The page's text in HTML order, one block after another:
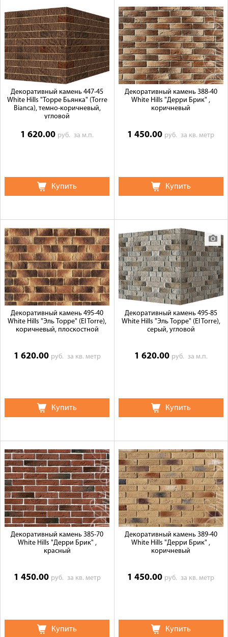
Декоративный камень 447-45
White Hills "Торре Бьянка" (Torre
Bianca), темно-коричневый,
угловой
1 620.00 руб.за м.п.
Купить
Декоративный камень 388-40
White Hills "Дерри Брик" ,
коричневый
1 450.00 руб.за кв. метр
Купить
Декоративный камень 495-40
White Hills "Эль Торре" (El Torre),
коричневый, плоскостной
1 620.00 руб. за кв. метр
Купить
Декоративный камень 495-85
White Hills "Эль Торре" (El Torre),
серый, угловой
1 620.00 руб. за м.п.
Купить
Декоративный камень 385-70
White Hills "Дерри Брик" ,
красный
1 450.00 руб. за кв. метр
Купить
Декоративный камень 389-40
White Hills "Дерри Брик" ,
коричневый
1 450.00 руб.за кв. метр
Купить